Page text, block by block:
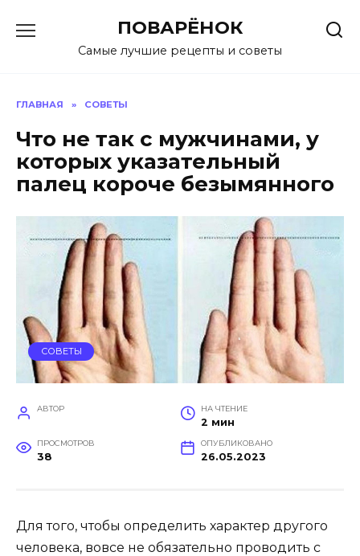
содержанию
ПОВАРЁНОК
Самые лучшие рецепты и советы
ГЛАВНАЯ » СОВЕТЫ
Что не так с мужчинами, у
которых указательный
палец короче безымянного
СОВЕТЫ
АВТОР НА ЧТЕНИЕ
2 мин
ПРОСМОТРОВ
38
ОПУБЛИКОВАНО
26.05.2023
Для того, чтобы определить характер другого
человека, вовсе не обязательно проводить с